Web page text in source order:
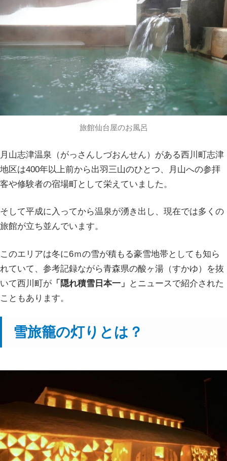
旅館仙台屋のお風呂
月山志津温泉（がっさんしづおんせん）がある西川町志津
地区は400年以上前から出羽三山のひとつ、月山への参拝
客や修験者の宿場町として栄えていました。
そして平成に入ってから温泉が湧き出し、現在では多くの
旅館が立ち並んでいます。
このエリアは冬に6ｍの雪が積もる豪雪地帯としても知ら
れていて、参考記録ながら青森県の酸ヶ湯（すかゆ）を抜
いて西川町が 「隠れ積雪日本一」
とニュースで紹介された
こともあります。
雪旅籠の灯りとは？